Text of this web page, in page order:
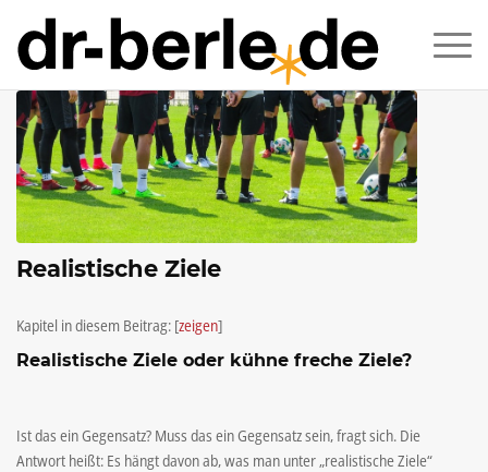
Realistische Ziele
Kapitel in diesem Beitrag: [zeigen]
Realistische Ziele oder kühne freche Ziele?
Ist das ein Gegensatz? Muss das ein Gegensatz sein, fragt sich. Die
Antwort heißt: Es hängt davon ab, was man unter „realistische Ziele“